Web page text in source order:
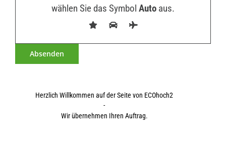
wählen Sie das Symbol Auto aus.
Herzlich Willkommen auf der Seite von ECOhoch2
-
Wir übernehmen Ihren Auftrag.